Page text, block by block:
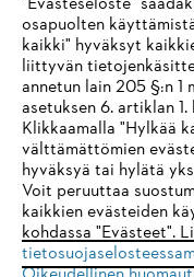
Palvelut
Yleiset ehdot
Evästeet
IHR
Sie nutzen einen
eine optimale Nutzung
einem der folgenden
osapuolten
kaikki" hyväksyt
liittyvän
annetun lain 205 §:n 1
asetuksen 6. artiklan
Klikkaamalla "Hylkää
välttämättömien
hyväksyä tai hylätä
Voit peruuttaa
kaikkien evästeiden
kohdassa "Evästeet".